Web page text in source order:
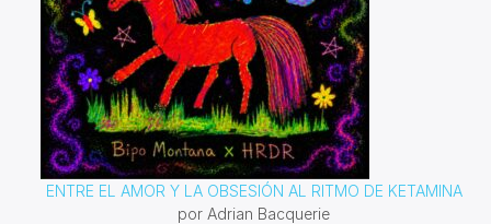
ENTRE EL AMOR Y LA OBSESIÓN AL RITMO DE KETAMINA
por Adrian Bacquerie